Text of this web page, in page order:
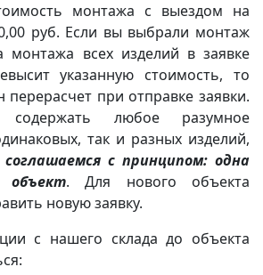
монтажа с выездом на
руб. Если вы выбрали монтаж
монтажа всех изделий в заявке
указанную стоимость, то
перерасчет при отправке заявки.
любое разумное
так и разных изделий,
с принципом: одна
. Для нового объекта
новую заявку.
с нашего склада до объекта